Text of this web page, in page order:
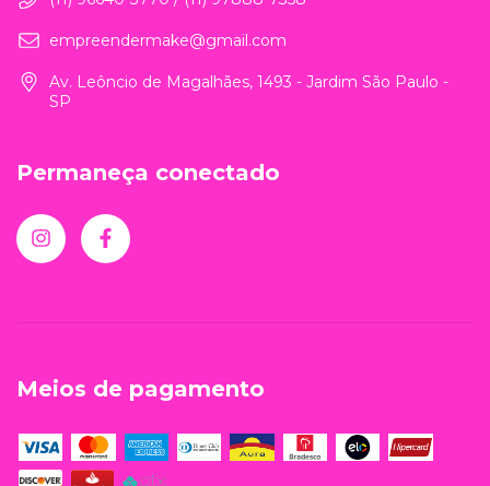
empreendermake@gmail.com
Av. Leôncio de Magalhães, 1493 - Jardim São Paulo -
SP
Permaneça conectado
Meios de pagamento